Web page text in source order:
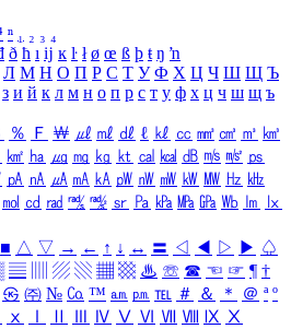
ⁿ ₁ ₂ ₃ ₄
ð ħ ı ĳ ĸ ŀ ł ø œ ß þ ŧ ŋ ŉ
Л М Н О П Р С Т У Ф Х Ц Ч Ш Щ Ъ
з и й к л м н о п р с т у ф х ц ч ш щ ъ
％ Ｆ ￦ ㎕ ㎖ ㎗ ℓ ㎘ ㏄ ㎣ ㎤ ㎥ ㎦
㎢ ㏊ ㎍ ㎎ ㎏ ㏏ ㎈ ㎉ ㏈ ㎧ ㎨ ㎰
㎀ ㎁ ㎂ ㎃ ㎄ ㎺ ㎻ ㎽ ㎾ ㎿ ㎐ ㎑
㏖ ㏅ ㎭ ㎮ ㎯ ㏛ ㎩ ㎪ ㎫ ㎬ ㏝ ㏐
㏓
■ △ ▽ → ← ↑ ↓ ↔ 〓 ◁ ◀ ▷ ▶ ♤
▤ ▨ ▧ ▦ ▩ ♨ ☏ ☎ ☜ ☞ ¶ †
㉿ ㈜ № ㏇ ™ ㏂ ㏘ ℡ ＃ ＆ ＊ ＠ ª º
ⅹ Ⅳ Ⅴ Ⅵ Ⅶ Ⅷ Ⅸ Ⅹ